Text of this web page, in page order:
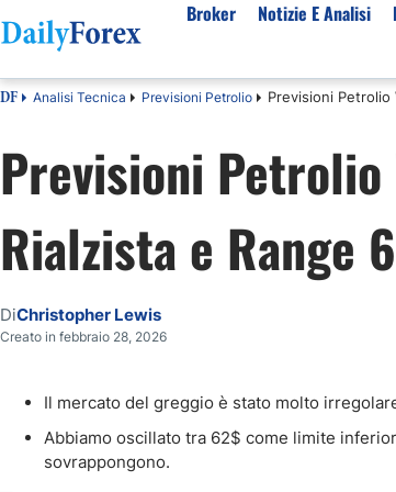
Broker
Bot Trading Automatico
Trading Bonus Senza Deposito
Consob Lista Broker Autorizzati
Broker No Esma
Broker con Spread 0
Notizie E Analisi
Quotazione EUR USD Real Time
Previsioni S&P500 Oggi
Previsioni Nasdaq 100 Oggi
Previsione Quotazione XAUUSD Oro
Tutte le Valute Disponibili
Tutti gli Indici Disponibili
Chi Siamo
Politica editoriale
Come Guadagniamo Soldi
La Nostra Metodologia
Perché Fidarsi di Noi
DF Analisi Tecnica Previsioni Petrolio Previsioni Petrolio
Previsioni Petrolio
Rialzista e Range
DiChristopher Lewis
Creato in febbraio 28, 2026
Il mercato del greggio è stato molto
Abbiamo oscillato tra 62$ come limite
sovrappongono.